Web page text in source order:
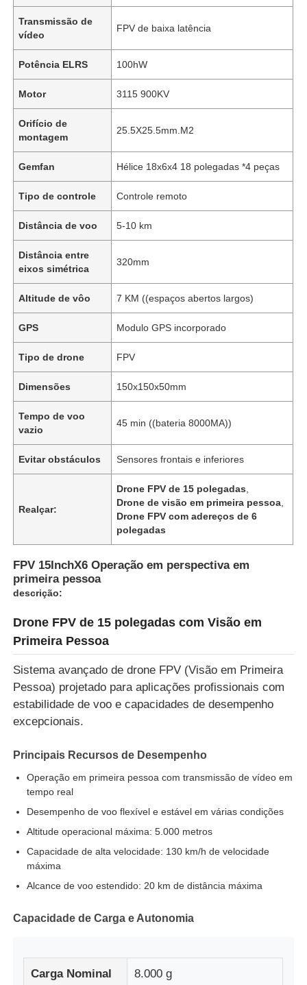
Início
Produtos
Sobre Nós
Visita à Fábrica
Controle de qualidade
Notícias
Casos
drones industriais
Transmissão de
vídeo
FPV de baixa latência
Potência ELRS 100hW
Motor 3115 900KV
Orifício de
montagem
25.5X25.5mm.M2
Gemfan Hélice 18x6x4 18 polegadas *4 peças
Tipo de controle Controle remoto
Distância de voo 5-10 km
Distância entre
eixos simétrica
320mm
Altitude de vôo 7 KM ((espaços abertos largos)
GPS Modulo GPS incorporado
Tipo de drone FPV
Dimensões 150x150x50mm
Tempo de voo
vazio
45 min ((bateria 8000MA))
Evitar obstáculos Sensores frontais e inferiores
Realçar:
Drone FPV de 15 polegadas
Drone de visão em primeira pessoa
Drone FPV com adereços de 6
polegadas
FPV 15InchX6 Operação em perspectiva em
primeira pessoa
descrição:
Drone FPV de 15 polegadas com Visão em
Primeira Pessoa
Sistema avançado de drone FPV (Visão em Primeira
Pessoa) projetado para aplicações profissionais com
estabilidade de voo e capacidades de desempenho
excepcionais.
Principais Recursos de Desempenho
Operação em primeira pessoa com transmissão de vídeo em
tempo real
Desempenho de voo flexível e estável em várias condições
Altitude operacional máxima: 5.000 metros
Capacidade de alta velocidade: 130 km/h de velocidade
máxima
Alcance de voo estendido: 20 km de distância máxima
Capacidade de Carga e Autonomia
Carga Nominal 8.000 g